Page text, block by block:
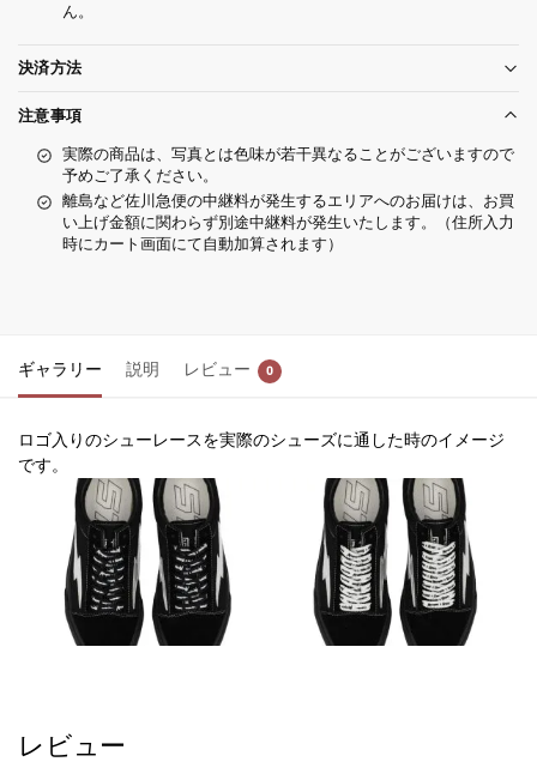
ん。
決済方法
注意事項
実際の商品は、写真とは色味が若干異なることがございますので
予めご了承ください。
離島など佐川急便の中継料が発生するエリアへのお届けは、お買
い上げ金額に関わらず別途中継料が発生いたします。（住所入力
時にカート画面にて自動加算されます）
ギャラリー 説明 レビュー 0
ロゴ入りのシューレースを実際のシューズに通した時のイメージ
です。
レビュー